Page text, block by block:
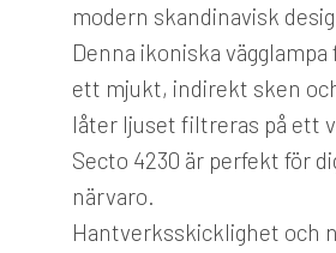
modern skandinavisk
Denna ikoniska
ett mjukt, indirekt sken
låter ljuset filtreras på ett
Secto 4230 är perfekt för
närvaro.
Hantverksskicklighet och